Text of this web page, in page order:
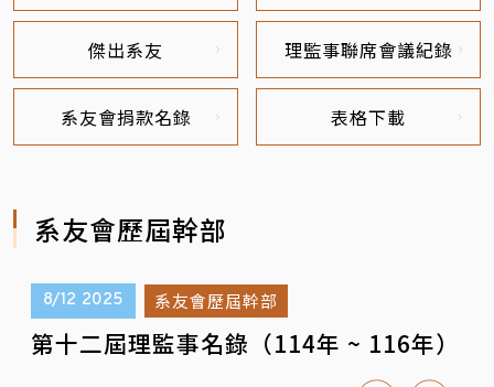
傑出系友 理監事聯席會議紀錄
系友會捐款名錄 表格下載
系友會歷屆幹部
8/12 2025 系友會歷屆幹部
第十二屆理監事名錄（114年 ~ 116年）